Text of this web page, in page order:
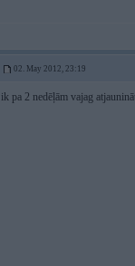
02. May 2012, 23:19
ik pa 2 nedēļām vajag